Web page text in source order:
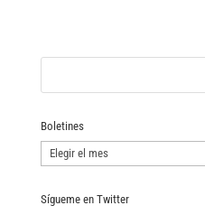
Boletines
Boletines
Sígueme en Twitter